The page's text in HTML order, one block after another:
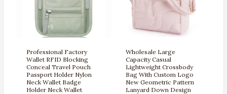
Professional Factory
Wallet RFID Blocking
Conceal Travel Pouch
Passport Holder Nylon
Neck Wallet Badge
Holder Neck Wallet
Wholesale Large
Capacity Casual
Lightweight Crossbody
Bag With Custom Logo
New Geometric Pattern
Lanyard Down Design